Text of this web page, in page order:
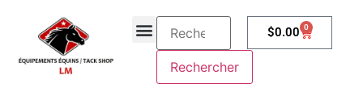
$0.00 0